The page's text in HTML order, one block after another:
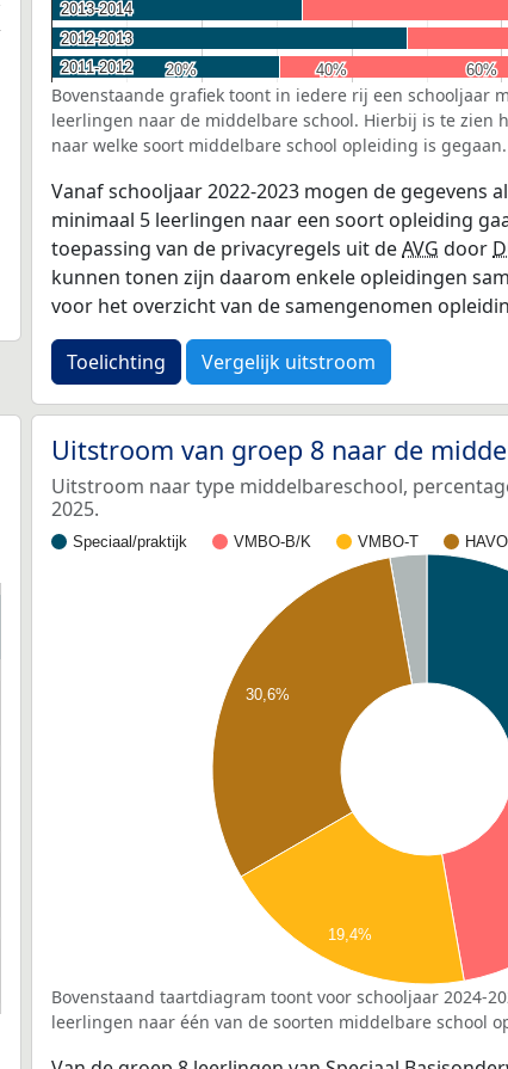
20%
20% 40%
40% 60%
60%
2013-2014
2013-2014
2012-2013
2012-2013
2011-2012
2011-2012
Bovenstaande grafiek toont in iedere rij een schooljaar
leerlingen naar de middelbare school. Hierbij is te zien
naar welke soort middelbare school opleiding is gegaan.
Vanaf schooljaar 2022-2023 mogen de gegevens
minimaal 5 leerlingen naar een soort opleiding
toepassing van de privacyregels uit deAVG door
kunnen tonen zijn daarom enkele opleidingen
voor het overzicht van de samengenomen
Toelichting Vergelijk uitstroom
Uitstroom van groep 8 naar de
Uitstroom naar type middelbareschool,
2025.
Speciaal/praktijk VMBO-B/K VMBO-T HAVO
30,6%
19,4%
Bovenstaand taartdiagram toont voor schooljaar 2024-
leerlingen naar één van de soorten middelbare school